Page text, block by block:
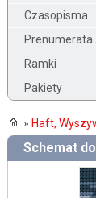
Czasopisma
Prenumerata
Ramki
Pakiety
» Haft,
Schemat